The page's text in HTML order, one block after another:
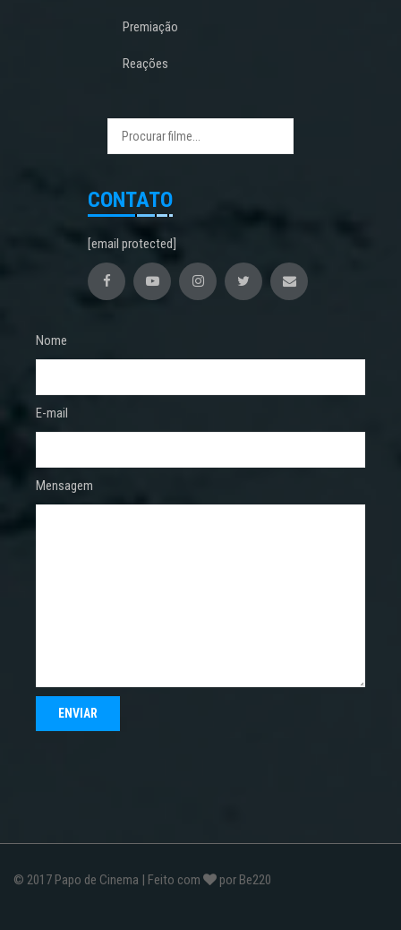
Premiação
Reações
CONTATO
[email protected]
Nome
E-mail
Mensagem
© 2017 Papo de Cinema | Feito com por Be220